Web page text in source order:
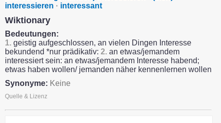
interessieren · interessant
Wiktionary
Bedeutungen:
1. geistig aufgeschlossen, an vielen Dingen Interesse
bekundend *nur prädikativ: 2. an etwas/jemandem
interessiert sein: an etwas/jemandem Interesse habend;
etwas haben wollen/ jemanden näher kennenlernen wollen
Synonyme: Keine
Quelle & Lizenz